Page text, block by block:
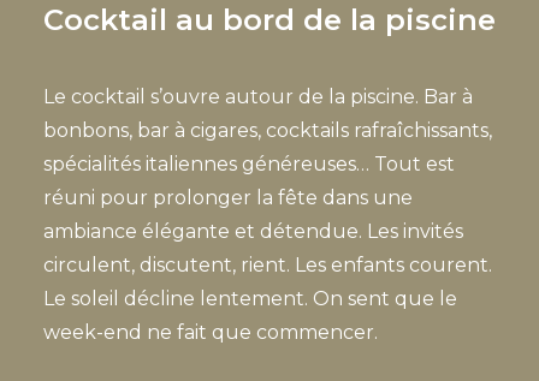
Cocktail au bord de la piscine
Le cocktail s’ouvre autour de la piscine. Bar à
bonbons, bar à cigares, cocktails rafraîchissants,
spécialités italiennes généreuses… Tout est
réuni pour prolonger la fête dans une
ambiance élégante et détendue. Les invités
circulent, discutent, rient. Les enfants courent.
Le soleil décline lentement. On sent que le
week-end ne fait que commencer.